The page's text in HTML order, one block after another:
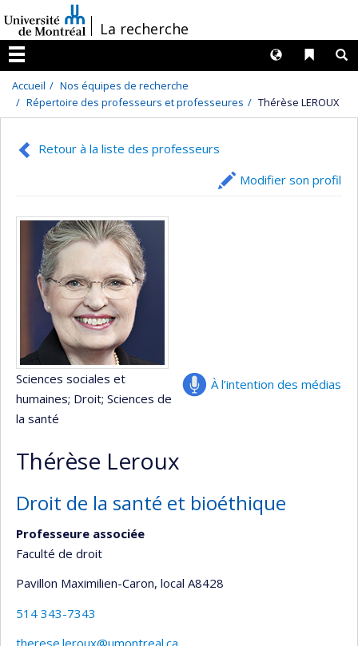
au
contenu
/La recherche
Menu
Liens
Langues
Accueil
Nos équipes de recherche
Répertoire des professeurs et professeures
Thérèse LEROUX
Retour à la liste des professeurs
Modifier son profil
À l’intention des médias
Sciences sociales et
humaines; Droit; Sciences de
la santé
Thérèse Leroux
Droit de la santé et bioéthique
Professeure associée
Faculté de droit
Pavillon Maximilien-Caron, local A8428
514 343-7343
therese.leroux@umontreal.ca